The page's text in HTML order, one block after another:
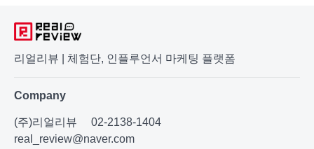
리얼리뷰 | 체험단, 인플루언서 마케팅 플랫폼
Company
(주)리얼리뷰
02-2138-1404
real_review@naver.com